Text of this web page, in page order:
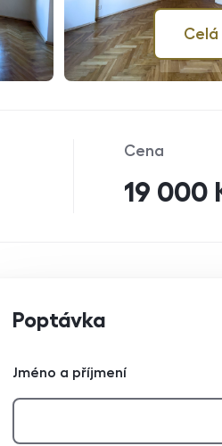
Cena
19 000
Poptávka
Jméno a příjmení